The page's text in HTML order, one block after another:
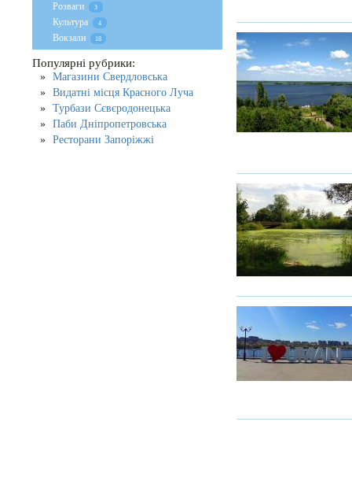
Розваги 3
Культура 4
Вокзали 18
Популярні рубрики:
Магазини Свердловська
Видатні місця Красного Луча
Турбази Сєвєродонецька
Паби Дніпропетровська
Ресторани Запоріжжі